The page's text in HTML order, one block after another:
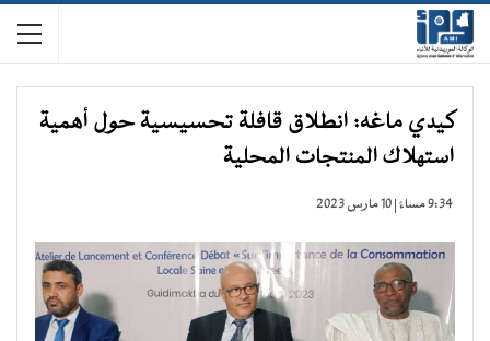
كيدي ماغه: انطلاق قافلة تحسيسية حول أهمية
استهلاك المنتجات المحلية
9:34 مساءً | 10 مارس 2023